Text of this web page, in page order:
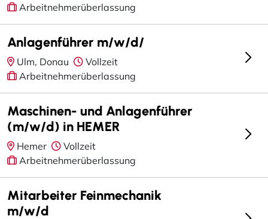
Arbeitnehmerüberlassung
Anlagenführer m/w/d/
Ulm, Donau
Vollzeit
Arbeitnehmerüberlassung
Maschinen- und Anlagenführer
(m/w/d) in HEMER
Hemer
Vollzeit
Arbeitnehmerüberlassung
Mitarbeiter Feinmechanik
m/w/d